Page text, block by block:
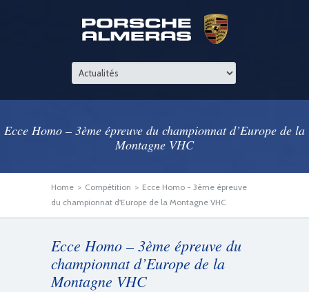
Ecce Homo – 3ème épreuve du championnat d’Europe de la
Montagne VHC
Home > Compétition > Ecce Homo - 3ème épreuve
du championnat d'Europe de la Montagne VHC
Ecce Homo – 3ème épreuve du
championnat d’Europe de la
Montagne VHC